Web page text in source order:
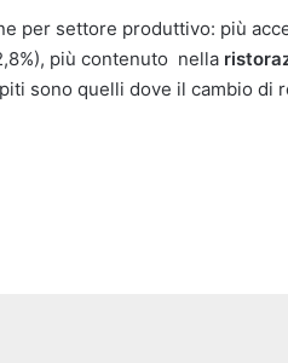
per settore produttivo: più
più contenuto nella
sono quelli dove il cambio di